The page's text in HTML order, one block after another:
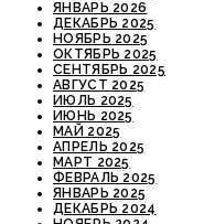
ЯНВАРЬ 2026
ДЕКАБРЬ 2025
НОЯБРЬ 2025
ОКТЯБРЬ 2025
СЕНТЯБРЬ 2025
АВГУСТ 2025
ИЮЛЬ 2025
ИЮНЬ 2025
МАЙ 2025
АПРЕЛЬ 2025
МАРТ 2025
ФЕВРАЛЬ 2025
ЯНВАРЬ 2025
ДЕКАБРЬ 2024